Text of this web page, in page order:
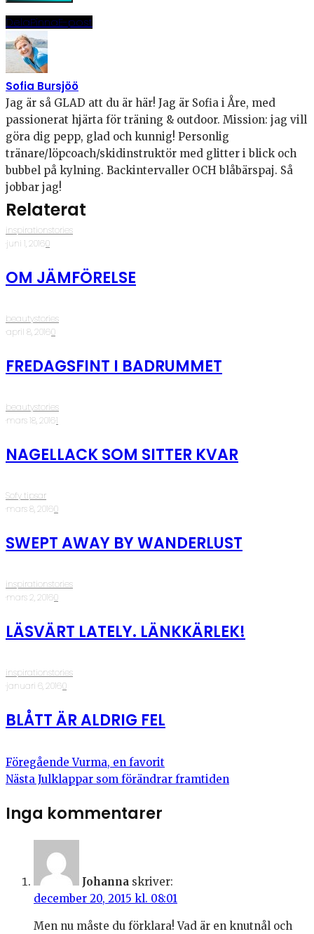
DelaPinnaE-post
Sofia Bursjöö
Jag är så GLAD att du är här! Jag är Sofia i Åre, med
passionerat hjärta för träning & outdoor. Mission: jag vill
göra dig pepp, glad och kunnig! Personlig
tränare/löpcoach/skidinstruktör med glitter i blick och
bubbel på kylning. Backintervaller OCH blåbärspaj. Så
jobbar jag!
Relaterat
inspirationstories
·juni 1, 2016·0
OM JÄMFÖRELSE
beautystories
·april 8, 2016·0
FREDAGSFINT I BADRUMMET
beautystories
·mars 18, 2016·1
NAGELLACK SOM SITTER KVAR
Sofy tipsar
·mars 8, 2016·0
SWEPT AWAY BY WANDERLUST
inspirationstories
·mars 2, 2016·0
LÄSVÄRT LATELY. LÄNKKÄRLEK!
inspirationstories
·januari 6, 2016·0
BLÅTT ÄR ALDRIG FEL
Föregående Vurma, en favorit
Nästa Julklappar som förändrar framtiden
Inga kommentarer
Johanna skriver:
december 20, 2015 kl. 08:01
Men nu måste du förklara! Vad är en knutnål och